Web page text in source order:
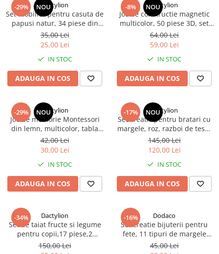
-29% NOU
Dactylion
Set mobilier pentru casuta de
papusi natur, 34 piese din
lemn DIY, mobilier miniatural
de asamblat si personalizat,
175 elemente, 3 ani+
35,00 Lei
25,00 Lei
IN STOC
ADAUGA IN COS
-8% NOU
Dactylion
Joc de constructie magnetic
multicolor, 50 piese 3D, set
educativ cu forme geometrice
si magneti, pentru
dezvoltarea creativitatii si
gandirii spatiale, 3 ani+
64,00 Lei
59,00 Lei
IN STOC
ADAUGA IN COS
-29% NOU
Dactylion
Joc de memorie Montessori
din lemn, multicolor, tabla
rotunda 17 cm, 24 pioni si zar
colorat, joc educativ pentru
dezvoltarea atentiei si
memoriei, 4 ani+
42,00 Lei
30,00 Lei
IN STOC
ADAUGA IN COS
-17% NOU
Dactylion
Set creativ pentru bratari cu
margele, roz, razboi de tesut
rotativ, accesorii complete si
sabloane, kit handmade
pentru copii 5+ ani
145,00 Lei
120,00 Lei
IN STOC
ADAUGA IN COS
-34% Dactylion
Set de taiat fructe si legume
pentru copii,17 piese,2
cutite,1 tocator,1 peeler,cutie
150,00 Lei
-16% Dodaco
Set creatie bijuterii pentru
fete, 11 tipuri de margele
colorate, pentru bratari, inele
45,00 Lei